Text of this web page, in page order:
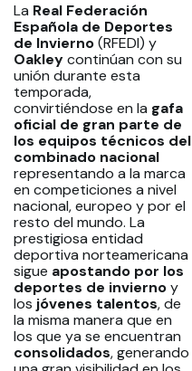
La Real Federación
Española de Deportes
de Invierno(RFEDI) y
Oakleycontinúan con su
unión durante esta
temporada,
convirtiéndose en la gafa
oficial de gran parte de
los equipos técnicos del
combinado nacional
representando a la marca
en competiciones a nivel
nacional, europeo y por el
resto del mundo. La
prestigiosa entidad
deportiva norteamericana
sigue apostando por los
deportes de inviernoy
los jóvenes talentos, de
la misma manera que en
los que ya se encuentran
consolidados, generando